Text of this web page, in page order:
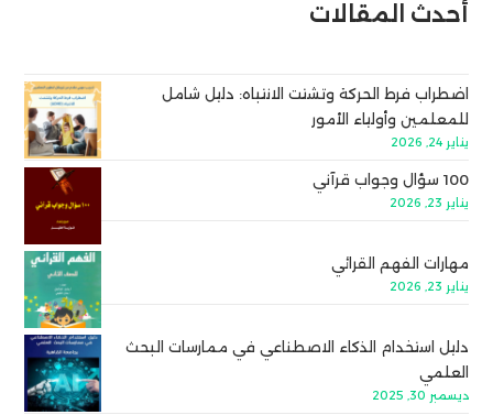
أحدث المقالات
اضطراب فرط الحركة وتشتت الانتباه: دليل شامل
للمعلمين وأولياء الأمور
يناير 24, 2026
100 سؤال وجواب قرآني
يناير 23, 2026
مهارات الفهم القرائي
يناير 23, 2026
دليل استخدام الذكاء الاصطناعي في ممارسات البحث
العلمي
ديسمبر 30, 2025